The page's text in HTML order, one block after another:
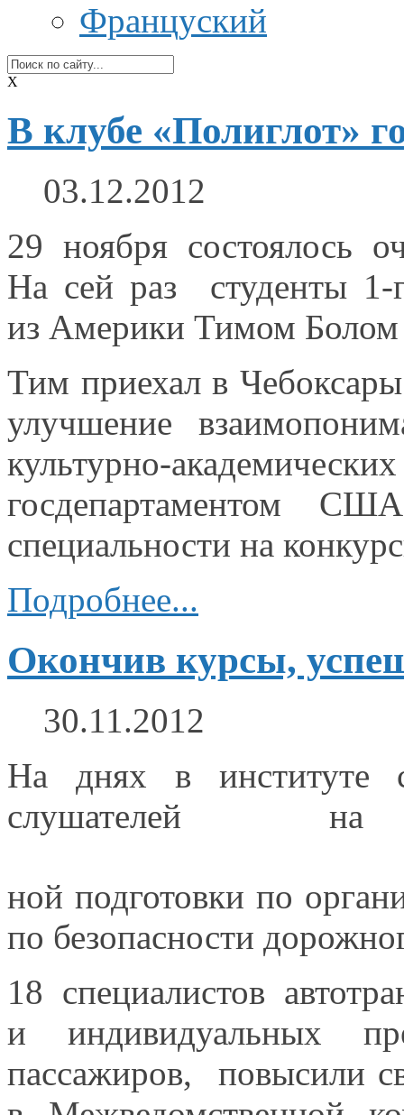
Француский
X
В клубе «Полиглот»
03.12.2012
29 ноября состоялось
На сей раз студенты 1-
из Америки ­Тимом
Тим приехалв Чебоксары
улучшение
культурно-
госдепартаментом
специальности на
Подробнее...
Окончив курсы,
30.11.2012
На днях в институте
слушателей
ной подготовки по
по безопасности
18 специалистов
и индивидуальных
пассажиров, повысили